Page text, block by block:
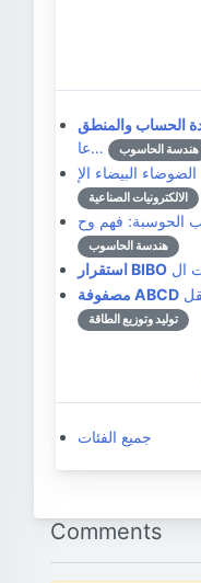
عا…
هندسة الحاسوب
الالكترونيات الصناعية
هندسة الحاسوب
استقرار BIBO
مصفوفة ABCD
توليد وتوزيع الطاقة
جميع الفئات
Comments